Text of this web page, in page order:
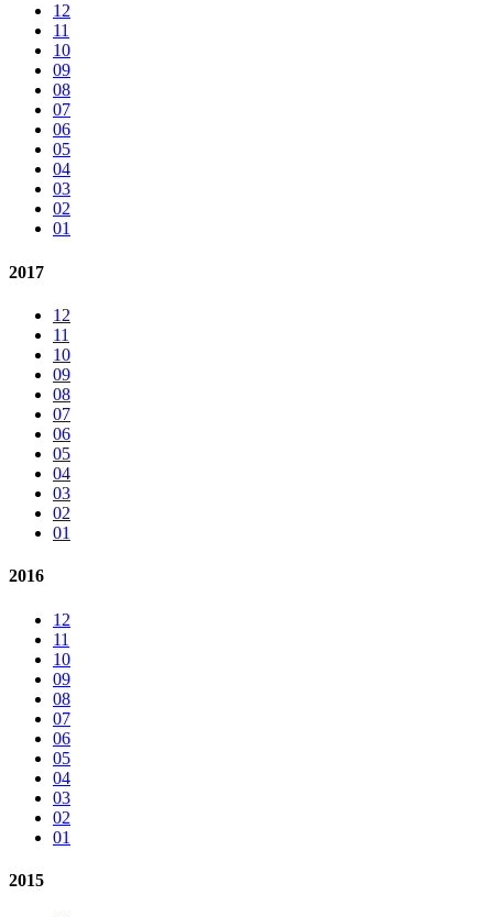
12
11
10
09
08
07
06
05
04
03
02
01
2017
12
11
10
09
08
07
06
05
04
03
02
01
2016
12
11
10
09
08
07
06
05
04
03
02
01
2015